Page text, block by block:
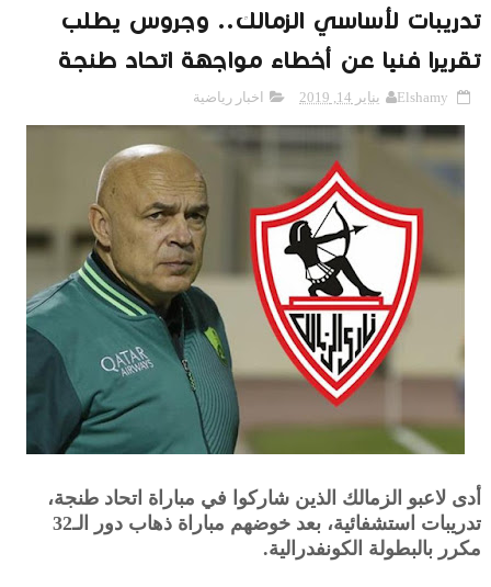
تدريبات لأساسي الزمالك.. وجروس يطلب
تقريرا فنيا عن أخطاء مواجهة اتحاد طنجة
Elshamy يناير 14, 2019 اخبار رياضية
أدى لاعبو الزمالك الذين شاركوا في مباراة اتحاد طنجة،
تدريبات استشفائية، بعد خوضهم مباراة ذهاب دور الـ32
مكرر بالبطولة الكونفدرالية.